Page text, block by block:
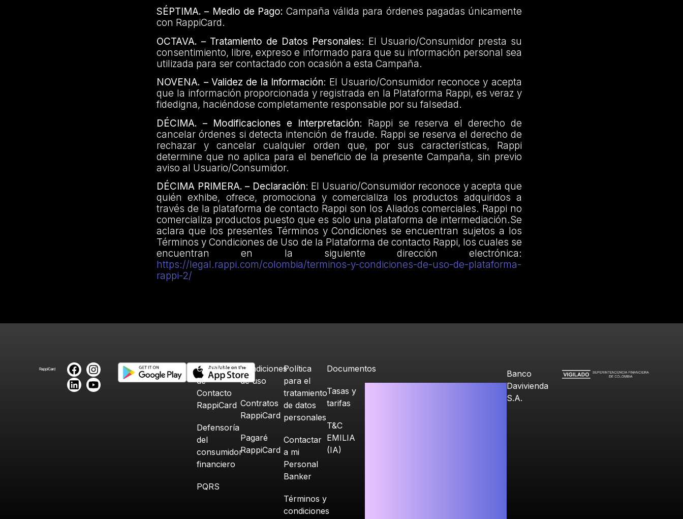
SÉPTIMA. – Medio de Pago:Campaña válida para órdenes pagadas únicamente
con RappiCard.
OCTAVA. – Tratamiento de Datos Personales: El Usuario/Consumidor presta su
consentimiento, libre, expreso e informado para que su información personal sea
utilizada para ser contactado con ocasión a esta Campaña.
NOVENA. – Validez de la Información: El Usuario/Consumidor reconoce y acepta
que la información proporcionada y registrada en la Plataforma Rappi, es veraz y
fidedigna, haciéndose completamente responsable por su falsedad.
DÉCIMA. – Modificaciones e Interpretación: Rappi se reserva el derecho de
cancelar órdenes si detecta intención de fraude. Rappi se reserva el derecho de
rechazar y cancelar cualquier orden que, por sus características, Rappi
determine que no aplica para el beneficio de la presente Campaña, sin previo
aviso al Usuario/Consumidor.
DÉCIMA PRIMERA. – Declaración: El Usuario/Consumidor reconoce y acepta que
quién exhibe, ofrece, promociona y comercializa los productos adquiridos a
través de la plataforma de contacto Rappi son los Aliados comerciales. Rappi no
comercializa productos puesto que es solo una plataforma de intermediación.Se
aclara que los presentes Términos y Condiciones se encuentran sujetos a los
Términos y Condiciones de Uso de la Plataforma de contacto Rappi, los cuales se
encuentran en la siguiente dirección electrónica:
https://legal.rappi.com/colombia/terminos-y-condiciones-de-uso-de-plataforma-
rappi-2/
Canales
de
Contacto
RappiCard
Defensoría
del
consumidor
financiero
PQRS
Condiciones
de uso
Contratos
RappiCard
Pagaré
RappiCard
Política
para el
tratamiento
de datos
personales
Contactar
a mi
Personal
Banker
Términos y
condiciones
Documentos
Tasas y
tarifas
T&C
EMILIA
(IA)
Banco
Davivienda
S.A.